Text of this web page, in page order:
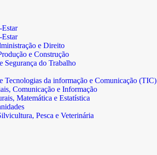
e Direito
e Construção
Segurança do Trabalho
Tecnologias da informação e Comunicação (TIC)
Comunicação e Informação
Matemática e Estatística
Pesca e Veterinária